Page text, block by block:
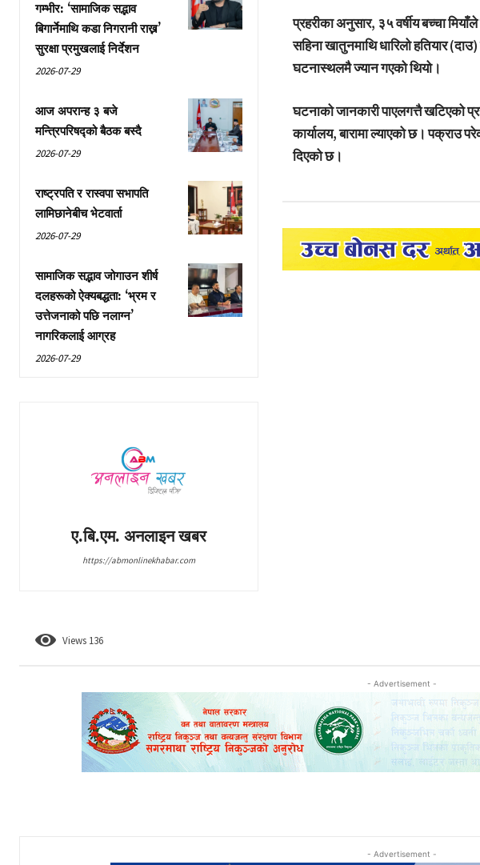
गम्भीर: ‘सामाजिक सद्भाव
बिगार्नेमाथि कडा निगरानी राख्न’
सुरक्षा प्रमुखलाई निर्देशन
2026-07-29
आज अपरान्ह ३ बजे
मन्त्रिपरिषद्को बैठक बस्दै
2026-07-29
राष्ट्रपति र रास्वपा सभापति
लामिछानेबीच भेटवार्ता
2026-07-29
सामाजिक सद्भाव जोगाउन शीर्ष
दलहरूको ऐक्यबद्धता: ‘भ्रम र
उत्तेजनाको पछि नलाग्न’
नागरिकलाई आग्रह
2026-07-29
ए.बि.एम. अनलाइन खबर
https://abmonlinekhabar.com
प्रहरीका अनुसार, ३५ वर्षीय बच्चा
सहिना खातुनमाथि धारिलो हतियार
घटनास्थलमै ज्यान गएको थियो।
घटनाको जानकारी पाएलगत्तै खटिएको
कार्यालय, बारामा ल्याएको छ। पक्राउ
दिएको छ।
Views 136
- Advertisement -
- Advertisement -